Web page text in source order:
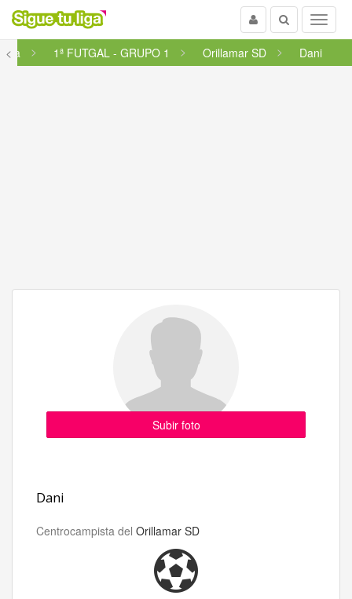
Menu
Buscar
Usuario
<
1ª FUTGAL - GRUPO 1 Orillamar SD Dani
Subir foto
Dani
Centrocampista del Orillamar SD